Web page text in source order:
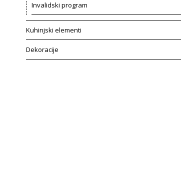
Invalidski program
Kuhinjski elementi
Dekoracije